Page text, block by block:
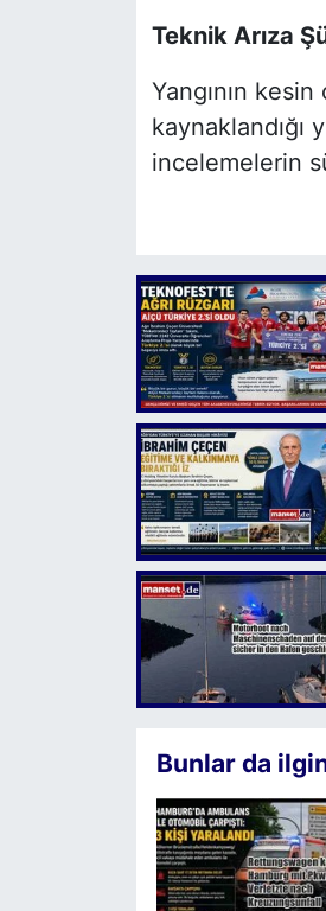
Teknik Arıza
Yangının
kaynaklandığı
incelemelerin
Bunlar da